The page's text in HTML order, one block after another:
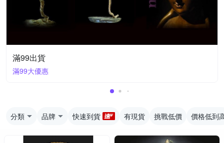
滿99出貨
滿99大優惠
分類 品牌 快速到貨 有現貨 挑戰低價 價格低到